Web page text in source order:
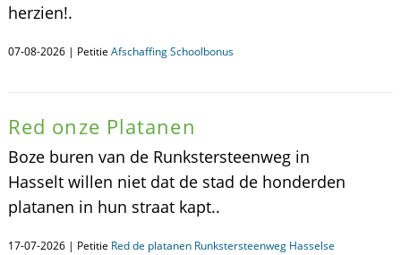
herzien!.
07-08-2026 | Petitie Afschaffing Schoolbonus
Red onze Platanen
Boze buren van de Runkstersteenweg in
Hasselt willen niet dat de stad de honderden
platanen in hun straat kapt..
17-07-2026 | Petitie Red de platanen Runkstersteenweg Hasselse